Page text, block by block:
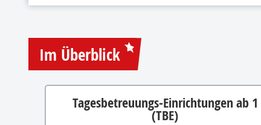
Im Überblick
Tagesbetreuungs-Einrichtungen ab 1
(TBE)